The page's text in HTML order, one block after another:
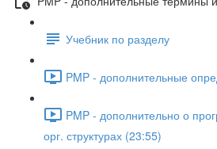
Учебник по разделу
PMP - дополнительные
PMP - дополнительно о
орг. структурах (23:55)